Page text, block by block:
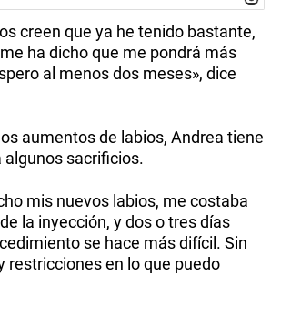
creen que ya he tenido bastante,
ha dicho que me pondrá más
al menos dos meses», dice
aumentos de labios, Andrea tiene
algunos sacrificios.
mis nuevos labios, me costaba
la inyección, y dos o tres días
se hace más difícil. Sin
restricciones en lo que puedo